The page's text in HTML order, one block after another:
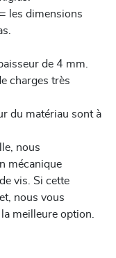
les dimensions
de 4 mm.
charges très
du matériau sont à
nous
mécanique
vis. Si cette
nous vous
meilleure option.